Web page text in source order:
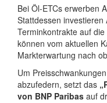
Bei Öl-ETCs erwerben
Stattdessen investieren
Terminkontrakte auf
können vom aktuellen
Markterwartung nach
Um
abzufedern, setzt das
von BNP Paribas auf